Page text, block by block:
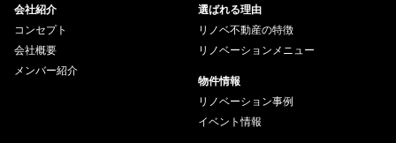
会社紹介
コンセプト
会社概要
メンバー紹介
選ばれる理由
リノベ不動産の特徴
リノベーションメニュー
物件情報
リノベーション事例
イベント情報